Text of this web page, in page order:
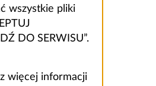
wszystkie pliki
DO SERWISU”.
więcej informacji